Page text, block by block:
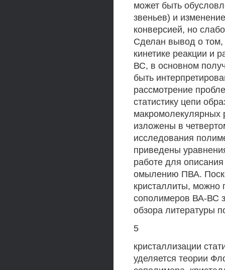
может быть
звеньев) и
конверсией, но
Сделан вывод о том,
кинетике реакции и
ВС, в основном
быть
рассмотрение
статистику цепи
макромолекулярных
изложены в
исследования
приведены
работе для
омылению ПВА.
кристаллиты, можно
сополимеров ВА-ВС
обзора литературы
5
кристаллизации
уделяется теории